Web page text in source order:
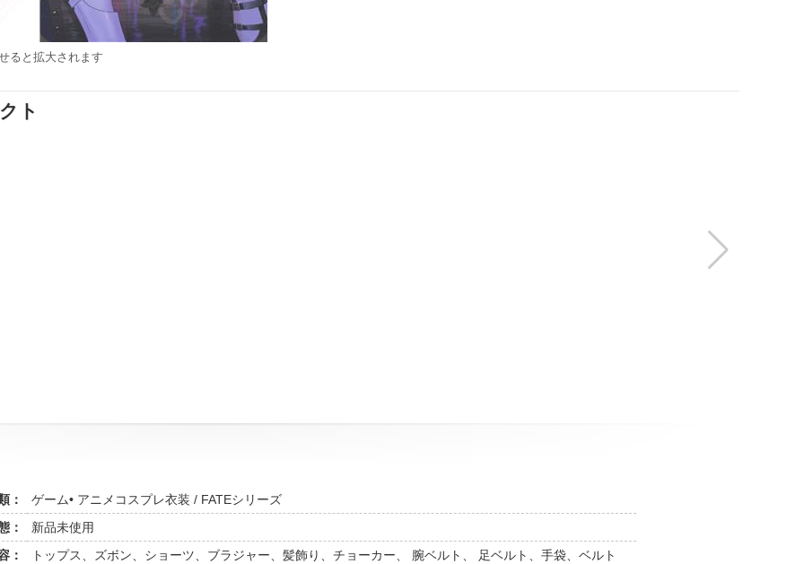
ると拡大されます
ト
：
ゲーム• アニメコスプレ衣装 / FATEシリーズ
：
新品未使用
：
トップス、ズボン、ショーツ、ブラジャー、髪飾り、チョーカー、 腕ベルト、 足ベルト、手袋、ベルト